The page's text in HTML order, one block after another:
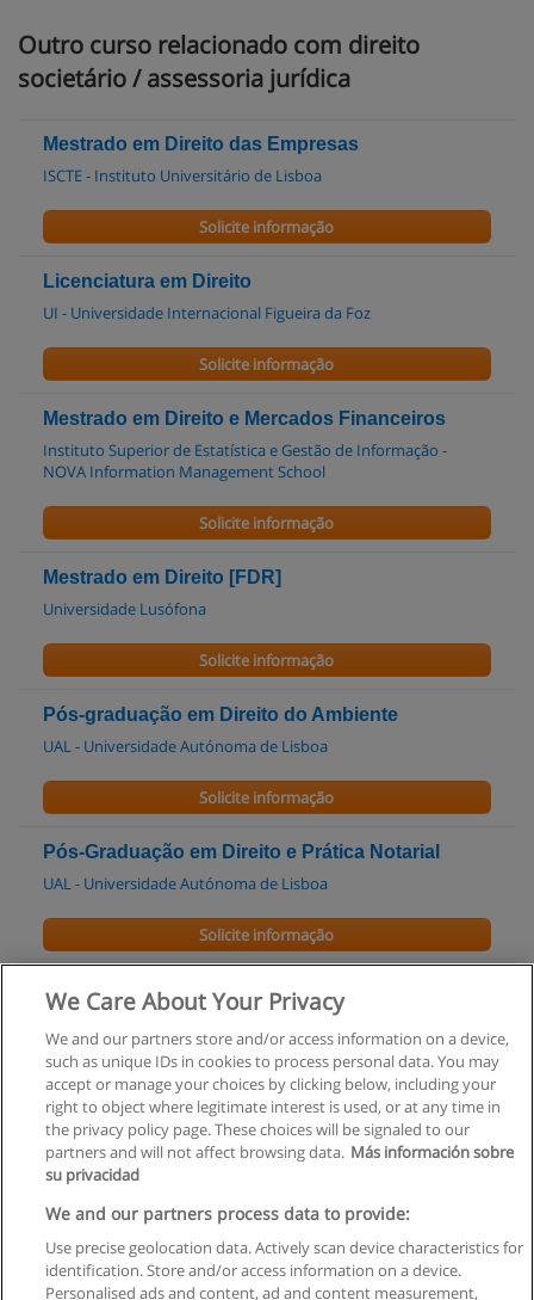
Outro curso relacionado com direito
societário / assessoria jurídica
Mestrado em Direito das Empresas
ISCTE - Instituto Universitário de Lisboa
Solicite informação
Licenciatura em Direito
UI - Universidade Internacional Figueira da Foz
Solicite informação
Mestrado em Direito e Mercados Financeiros
Instituto Superior de Estatística e Gestão de Informação -
NOVA Information Management School
Solicite informação
Mestrado em Direito [FDR]
Universidade Lusófona
Solicite informação
Pós-graduação em Direito do Ambiente
UAL - Universidade Autónoma de Lisboa
Solicite informação
Pós-Graduação em Direito e Prática Notarial
UAL - Universidade Autónoma de Lisboa
Solicite informação
Mestrado em Direito Empresarial
UI - Universidade Internacional Figueira da Foz
Solicite informação
Regras de uso
Privacidade de dados
We Care About Your Privacy
We and our partners store and/or access information on a device,
such as unique IDs in cookies to process personal data. You may
accept or manage your choices by clicking below, including your
right to object where legitimate interest is used, or at any time in
the privacy policy page. These choices will be signaled to our
partners and will not affect browsing data. Más información sobre
su privacidad
We and our partners process data to provide:
Use precise geolocation data. Actively scan device characteristics for
identification. Store and/or access information on a device.
Personalised ads and content, ad and content measurement,